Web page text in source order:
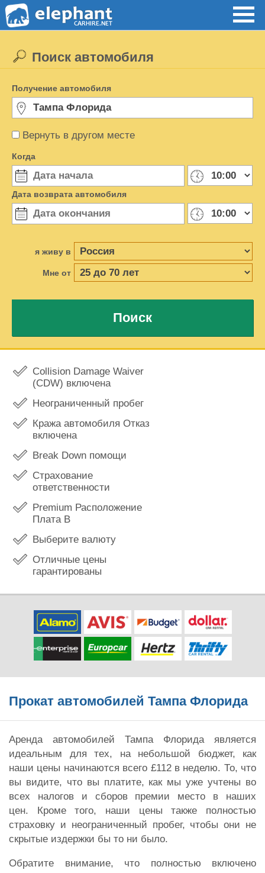
Вернуть в другом месте
Поиск автомобиля
Получение автомобиля
Когда
Дата возврата автомобиля
я живу в
Мне от
Поиск
Collision Damage Waiver
(CDW) включена
Неограниченный пробег
Кража автомобиля Отказ
включена
Break Down помощи
Страхование
ответственности
Premium Расположение
Плата В
Выберите валюту
Отличные цены
гарантированы
Прокат автомобилей Тампа Флорида
Аренда автомобилей Тампа Флорида является
идеальным для тех, на небольшой бюджет, как
наши цены начинаются всего £112 в неделю. То, что
вы видите, что вы платите, как мы уже учтены во
всех налогов и сборов премии место в наших
цен. Кроме того, наши цены также полностью
страховку и неограниченный пробег, чтобы они не
скрытые издержки бы то ни было.
Обратите внимание, что полностью включено